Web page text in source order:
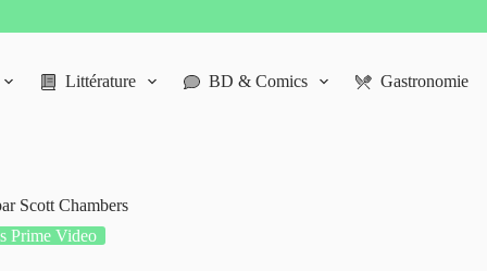
Littérature BD & Comics Gastronomie
Scott Chambers
Prime Video